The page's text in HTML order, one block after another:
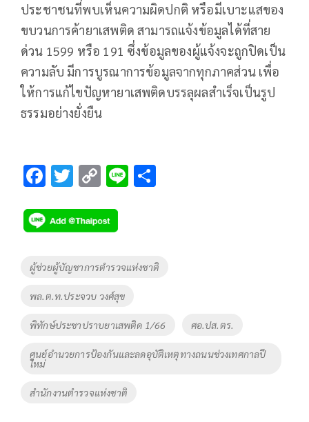
ประชาชนที่พบเห็นความผิดปกติ หรือมีเบาะแสของ
ขบวนการค้ายาเสพติด สามารถแจ้งข้อมูลได้ที่สาย
ด่วน 1599 หรือ 191 ซึ่งข้อมูลของผู้แจ้งจะถูกปิดเป็น
ความลับ มีการบูรณาการข้อมูลจากทุกภาคส่วน เพื่อ
ให้การแก้ไขปัญหายาเสพติดบรรลุผลสำเร็จเป็นรูป
ธรรมอย่างยั่งยืน
F
e
b
o
k
T
tt
er
C
p
y
Li
n
k
Li
Tags
ผู้ช่วยผู้บัญชาการตำรวจแห่งชาติ
พล.ต.ท.ประจวบ วงศ์สุข
พิทักษ์ประชาปราบยาเสพติด 1/66 ศอ.ปส.ตร.
ศูนย์อำนวยการป้องกันและลดอุบัติเหตุทางถนนช่วงเทศกาลปี
ใหม่
สำนักงานตำรวจแห่งชาติ